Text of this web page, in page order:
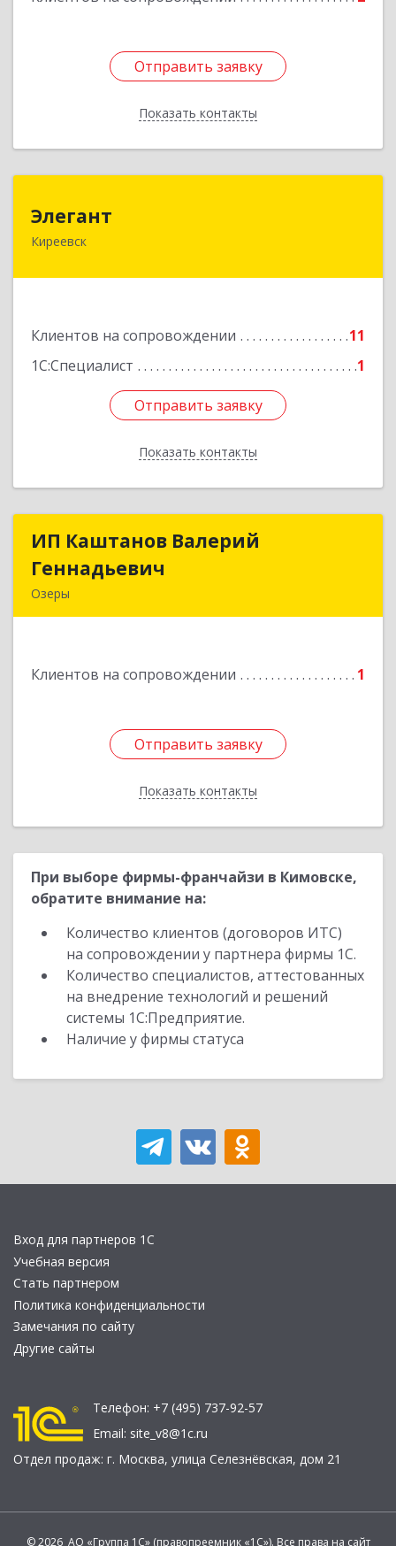
Отправить заявку
Показать контакты
Отправить заявку
Назад
Элегант
Киреевск
Клиентов на сопровождении
11
1С:Специалист
1
Отправить заявку
Показать контакты
301262, Тульская обл, Киреевск г, Чехова ул,
Отправить заявку
Назад
ИП Каштанов Валерий
Геннадьевич
Озеры
Клиентов на сопровождении 1
Отправить заявку
Показать контакты
ИП Каштанов Валерий
Подробнее
Отправить заявку
Назад
При выборе фирмы-франчайзи в Кимовске,
обратите внимание на:
Количество клиентов (договоров ИТС)
на сопровождении у партнера фирмы 1С.
Количество специалистов, аттестованных
на внедрение технологий и решений
системы 1С:Предприятие.
Наличие у фирмы статуса
Вход для партнеров 1С
Учебная версия
Стать партнером
Политика конфиденциальности
Замечания по сайту
Другие сайты
Телефон: +7 (495) 737-92-57
Email: site_v8@1c.ru
Отдел продаж: г. Москва, улица Селезнёвская, дом 21
© 2026 АО «Группа 1С» (правопреемник «1С»). Все права на сайт